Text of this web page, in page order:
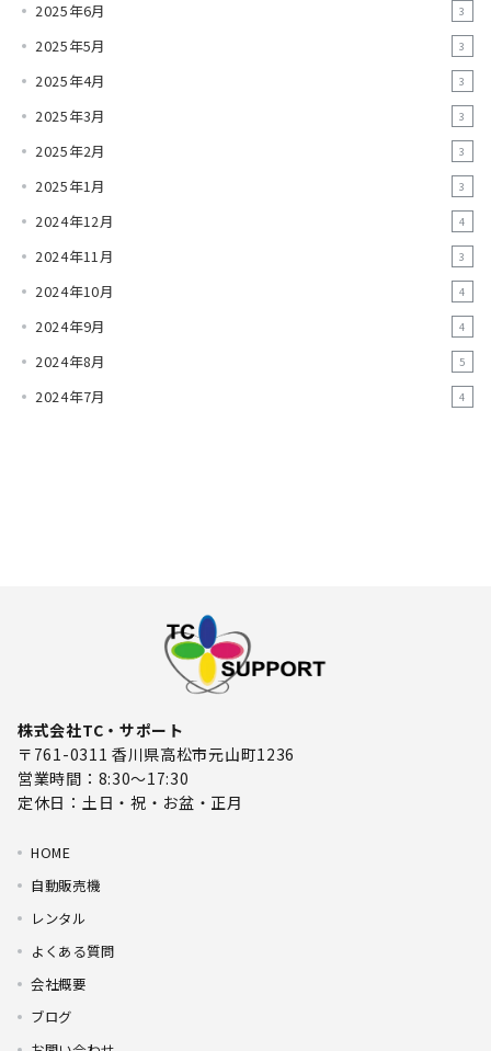
2025年6月 3
2025年5月 3
2025年4月 3
2025年3月 3
2025年2月 3
2025年1月 3
2024年12月 4
2024年11月 3
2024年10月 4
2024年9月 4
2024年8月 5
2024年7月 4
株式会社TC・サポート
〒761-0311 香川県高松市元山町1236
営業時間：8:30～17:30
定休日：土日・祝・お盆・正月
HOME
自動販売機
レンタル
よくある質問
会社概要
ブログ